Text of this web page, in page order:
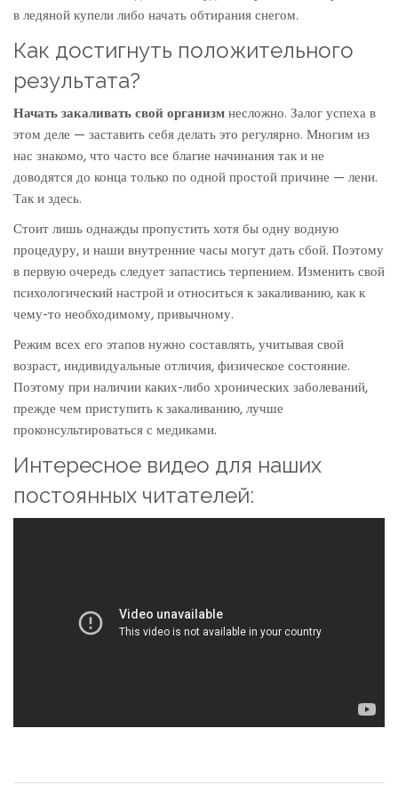
в ледяной купели либо начать обтирания снегом.
Как достигнуть положительного
результата?
Начать закаливать свой организмнесложно. Залог успеха в
этом деле — заставить себя делать это регулярно. Многим из
нас знакомо, что часто все благие начинания так и не
доводятся до конца только по одной простой причине — лени.
Так и здесь.
Стоит лишь однажды пропустить хотя бы одну водную
процедуру, и наши внутренние часы могут дать сбой. Поэтому
в первую очередь следует запастись терпением. Изменить свой
психологический настрой и относиться к закаливанию, как к
чему-то необходимому, привычному.
Режим всех его этапов нужно составлять, учитывая свой
возраст, индивидуальные отличия, физическое состояние.
Поэтому при наличии каких-либо хронических заболеваний,
прежде чем приступить к закаливанию, лучше
проконсультироваться с медиками.
Интересное видео для наших
постоянных читателей: